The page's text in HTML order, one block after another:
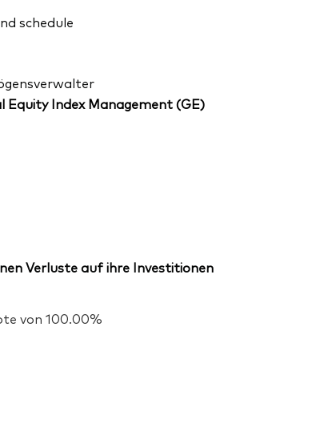
schedule
Equity Index Management (GE)
Verluste auf ihre Investitionen
von 100.00%